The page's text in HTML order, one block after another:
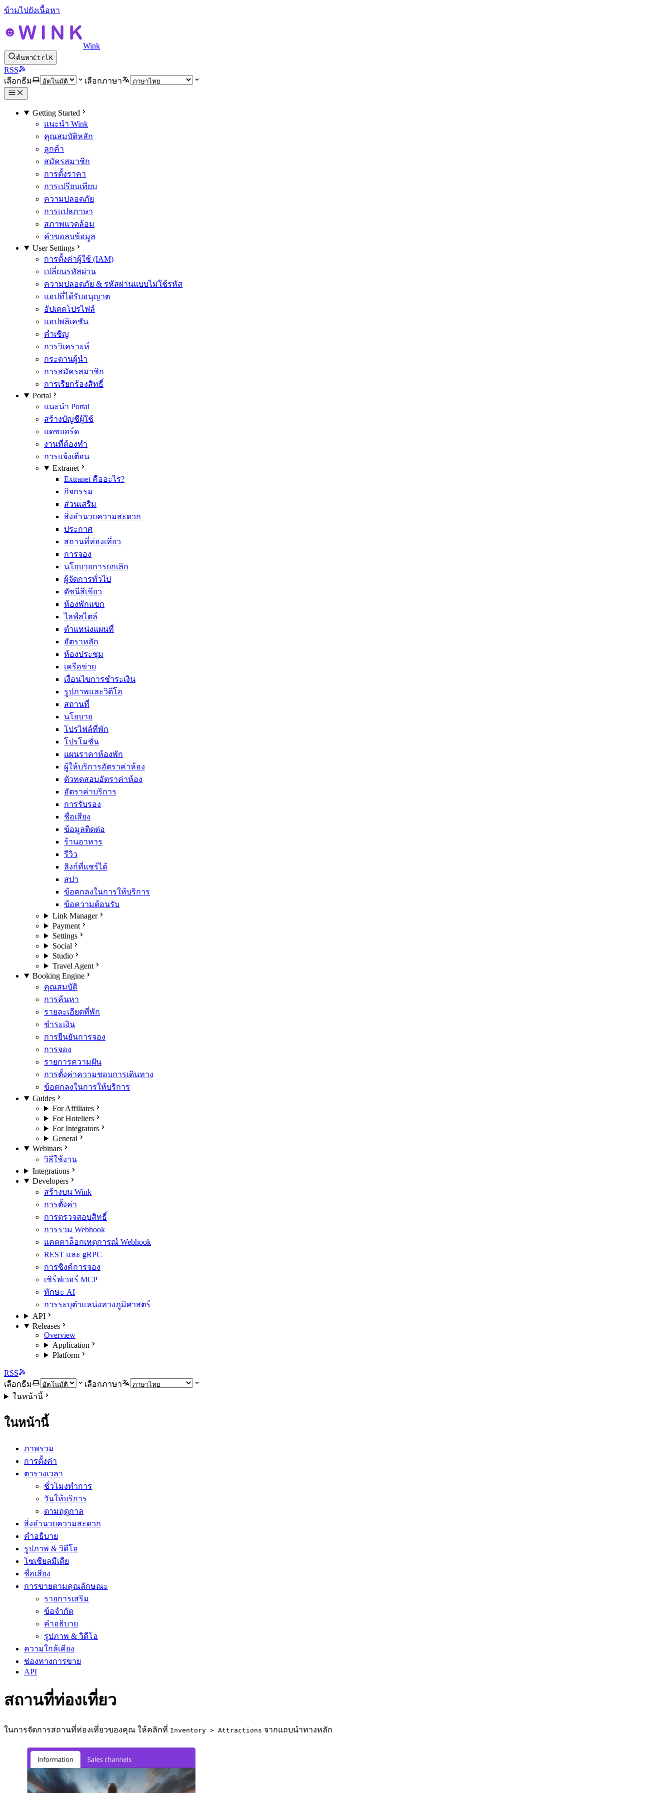
ข้ามไปยังเนื้อหา
Wink
ค้นหาCtrlK
RSS
เลือกธีม
เลือกภาษา
Getting Started
แนะนำ Wink
คุณสมบัติหลัก
ลูกค้า
สมัครสมาชิก
การตั้งราคา
การเปรียบเทียบ
ความปลอดภัย
การแปลภาษา
สภาพแวดล้อม
คำขอลบข้อมูล
User Settings
การตั้งค่าผู้ใช้ (IAM)
เปลี่ยนรหัสผ่าน
ความปลอดภัย & รหัสผ่านแบบไม่ใช้รหัส
แอปที่ได้รับอนุญาต
อัปเดตโปรไฟล์
แอปพลิเคชัน
คำเชิญ
การวิเคราะห์
กระดานผู้นำ
การสมัครสมาชิก
การเรียกร้องสิทธิ์
Portal
แนะนำ Portal
สร้างบัญชีผู้ใช้
แดชบอร์ด
งานที่ต้องทำ
การแจ้งเตือน
Extranet
Extranet คืออะไร?
กิจกรรม
ส่วนเสริม
สิ่งอำนวยความสะดวก
ประกาศ
สถานที่ท่องเที่ยว
การจอง
นโยบายการยกเลิก
ผู้จัดการทั่วไป
ดัชนีสีเขียว
ห้องพักแขก
ไลฟ์สไตล์
ตำแหน่งแผนที่
อัตราหลัก
ห้องประชุม
เครือข่าย
เงื่อนไขการชำระเงิน
รูปภาพและวิดีโอ
สถานที่
นโยบาย
โปรไฟล์ที่พัก
โปรโมชั่น
แผนราคาห้องพัก
ผู้ให้บริการอัตราค่าห้อง
ตัวทดสอบอัตราค่าห้อง
อัตราค่าบริการ
การรับรอง
ชื่อเสียง
ข้อมูลติดต่อ
ร้านอาหาร
รีวิว
ลิงก์ที่แชร์ได้
สปา
ข้อตกลงในการให้บริการ
ข้อความต้อนรับ
Link Manager
Payment
Settings
Social
Studio
Travel Agent
Booking Engine
คุณสมบัติ
การค้นหา
รายละเอียดที่พัก
ชำระเงิน
การยืนยันการจอง
การจอง
รายการความฝัน
การตั้งค่าความชอบการเดินทาง
ข้อตกลงในการให้บริการ
Guides
For Affiliates
For Hoteliers
For Integrators
General
Webinars
วิธีใช้งาน
Integrations
Developers
สร้างบน Wink
การตั้งค่า
การตรวจสอบสิทธิ์
การรวม Webhook
แคตตาล็อกเหตุการณ์ Webhook
REST และ gRPC
การซิงค์การจอง
เซิร์ฟเวอร์ MCP
ทักษะ AI
การระบุตำแหน่งทางภูมิศาสตร์
API
Releases
Overview
Application
Platform
RSS
เลือกธีม
เลือกภาษา
ในหน้านี้
ในหน้านี้
ภาพรวม
การตั้งค่า
ตารางเวลา
ชั่วโมงทำการ
วันให้บริการ
ตามฤดูกาล
สิ่งอำนวยความสะดวก
คำอธิบาย
รูปภาพ & วิดีโอ
โซเชียลมีเดีย
ชื่อเสียง
การขายตามคุณลักษณะ
รายการเสริม
ข้อจำกัด
คำอธิบาย
รูปภาพ & วิดีโอ
ความใกล้เคียง
ช่องทางการขาย
API
สถานที่ท่องเที่ยว
ในการจัดการสถานที่ท่องเที่ยวของคุณ ให้คลิกที่ Inventory > Attractions จากแถบนำทางหลัก